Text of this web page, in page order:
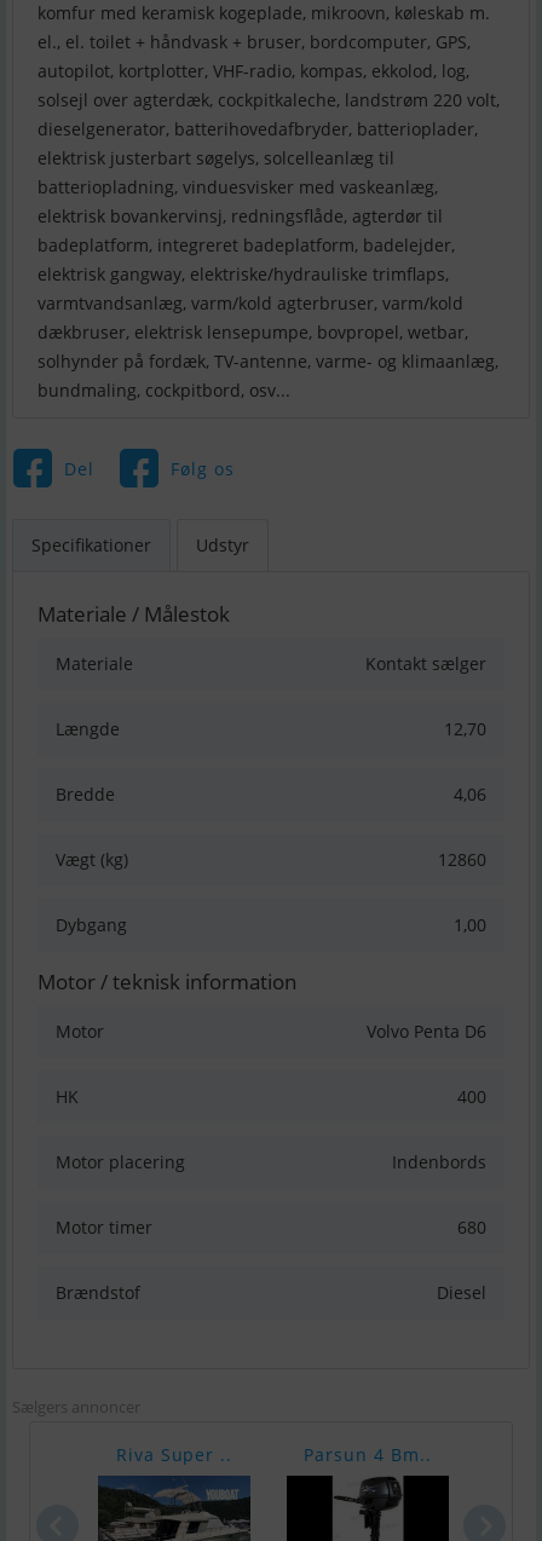
komfur med keramisk kogeplade, mikroovn, køleskab m.
el., el. toilet + håndvask + bruser, bordcomputer, GPS,
autopilot, kortplotter, VHF-radio, kompas, ekkolod, log,
solsejl over agterdæk, cockpitkaleche, landstrøm 220 volt,
dieselgenerator, batterihovedafbryder, batterioplader,
elektrisk justerbart søgelys, solcelleanlæg til
batteriopladning, vinduesvisker med vaskeanlæg,
elektrisk bovankervinsj, redningsflåde, agterdør til
badeplatform, integreret badeplatform, badelejder,
elektrisk gangway, elektriske/hydrauliske trimflaps,
varmtvandsanlæg, varm/kold agterbruser, varm/kold
dækbruser, elektrisk lensepumpe, bovpropel, wetbar,
solhynder på fordæk, TV-antenne, varme- og klimaanlæg,
bundmaling, cockpitbord, osv...
Del Følg os
Specifikationer Udstyr
Materiale / Målestok
Materiale Kontakt sælger
Længde 12,70
Bredde 4,06
Vægt (kg) 12860
Dybgang 1,00
Motor / teknisk information
Motor Volvo Penta D6
HK 400
Motor placering Indenbords
Motor timer 680
Brændstof Diesel
Sælgers annoncer
Riva Super .. Parsun 4 Bm..